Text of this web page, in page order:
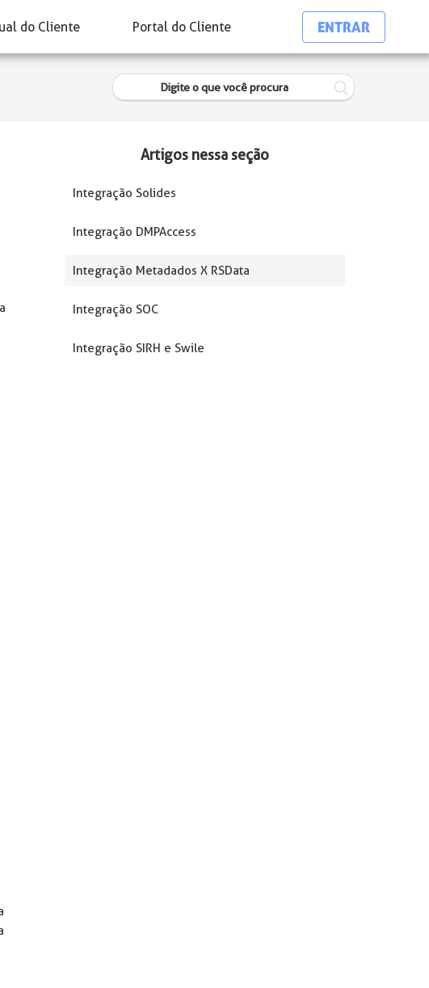
do Cliente Portal do Cliente ENTRAR
Artigos nessa seção
Integração Solides
Integração DMPAccess
Integração Metadados X RSData
Integração SOC
Integração SIRH e Swile